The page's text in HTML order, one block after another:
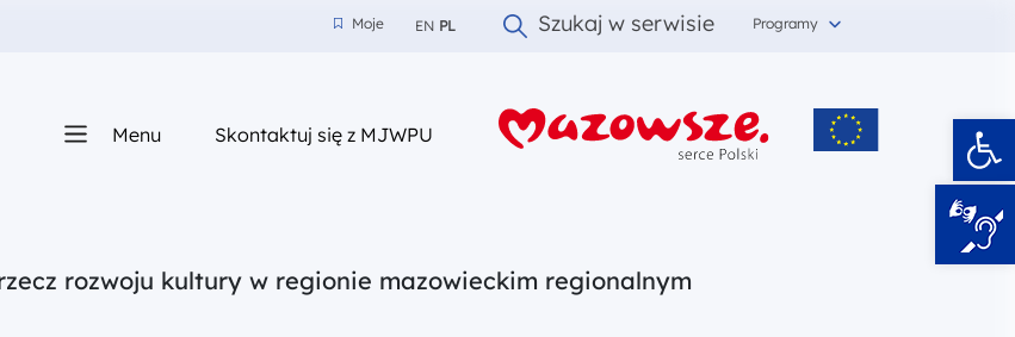
Moje
Moje EN PL Szukaj w serwisie Programy
Menu Skontaktuj się z MJWPUz nami
rozwoju kultury w regionie mazowieckim regionalnym